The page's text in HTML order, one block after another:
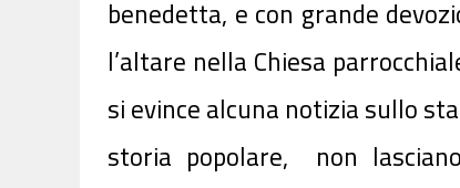
benedetta, e con grande
l’altare nella Chiesa
si evince alcuna notizia sullo
storia popolare, non